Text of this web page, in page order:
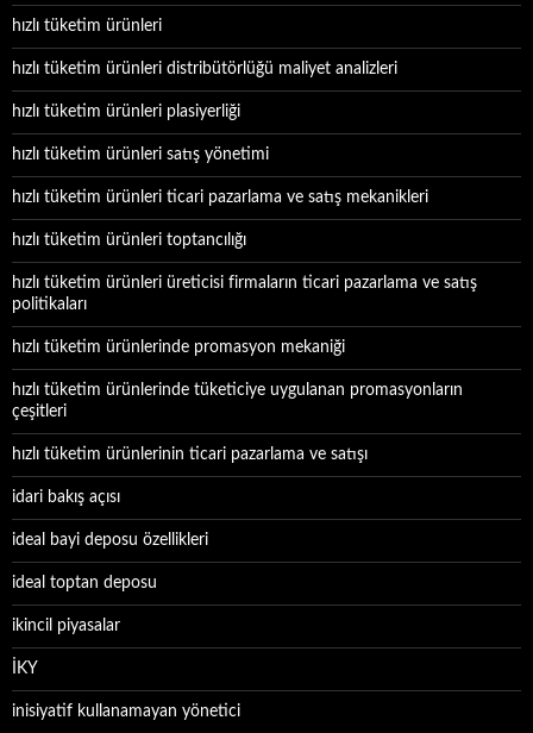
hızlı tüketim ürünleri
hızlı tüketim ürünleri distribütörlüğü maliyet analizleri
hızlı tüketim ürünleri plasiyerliği
hızlı tüketim ürünleri satış yönetimi
hızlı tüketim ürünleri ticari pazarlama ve satış mekanikleri
hızlı tüketim ürünleri toptancılığı
hızlı tüketim ürünleri üreticisi firmaların ticari pazarlama ve satış
politikaları
hızlı tüketim ürünlerinde promasyon mekaniği
hızlı tüketim ürünlerinde tüketiciye uygulanan promasyonların
çeşitleri
hızlı tüketim ürünlerinin ticari pazarlama ve satışı
idari bakış açısı
ideal bayi deposu özellikleri
ideal toptan deposu
ikincil piyasalar
İKY
inisiyatif kullanamayan yönetici